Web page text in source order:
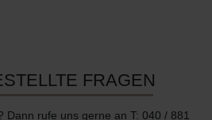
FRAGEN
Dann rufe uns gerne an T: 040 / 881